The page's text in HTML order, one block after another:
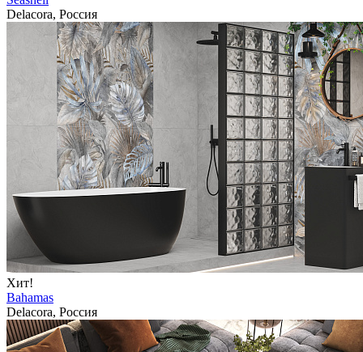
Delacora, Россия
Хит!
Bahamas
Delacora, Россия